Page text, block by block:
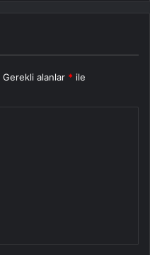
Gerekli alanlar * ile